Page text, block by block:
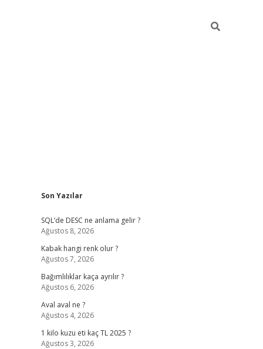
Sidebar
Son Yazılar
SQL’de DESC ne anlama gelir ?
Ağustos 8, 2026
Kabak hangi renk olur ?
Ağustos 7, 2026
Bağımlılıklar kaça ayrılır ?
Ağustos 6, 2026
Aval aval ne ?
Ağustos 4, 2026
1 kilo kuzu eti kaç TL 2025 ?
Ağustos 3, 2026